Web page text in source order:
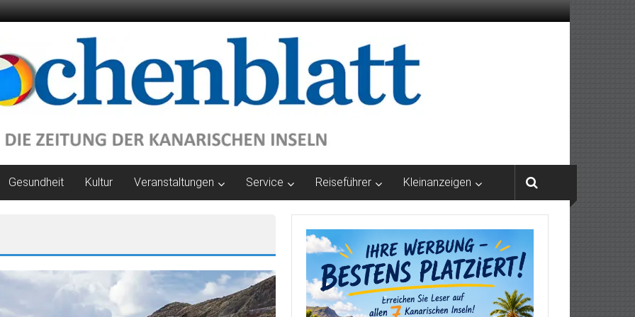
Gesundheit Kultur Veranstaltungen Service Reiseführer Kleinanzeigen